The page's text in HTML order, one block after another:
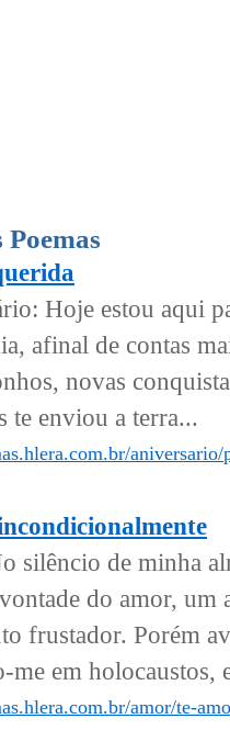
Hoje estou aqui
afinal de contas
novas
te enviou a terra...
aniversario/
silêncio de minha
do amor, um
frustador. Porém
me em holocaustos,
amor/te-